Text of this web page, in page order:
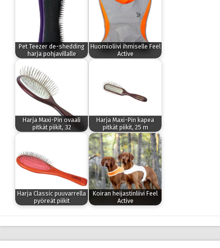
Pet Teezer de-shedding
harja pohjavillalle
Huomioliivi ihmiselle Feel
Active
Harja Maxi-Pin ovaali
pitkät piikit, 32
Harja Maxi-Pin kapea
pitkät piikit, 25 m
Harja Classic puuvarrella
pyöreät piikit
Koiran heijastinliivi Feel
Active